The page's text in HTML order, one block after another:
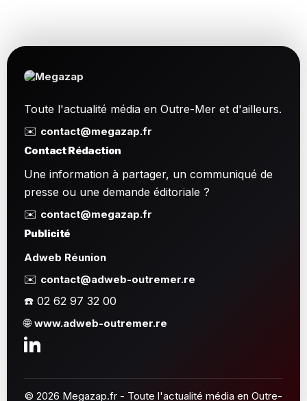
Toute l'actualité média en Outre-Mer et d'ailleurs.
✉️ contact@megazap.fr
Contact Rédaction
Une information à partager, un communiqué de
presse ou une demande éditoriale ?
✉️ contact@megazap.fr
Publicité
Adweb Réunion
✉️ contact@adweb-outremer.re
☎️ 02 62 97 32 00
🌐www.adweb-outremer.re
© 2026 Megazap.fr - Toute l'actualité média en Outre-